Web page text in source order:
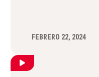
FEBRERO 22, 2024